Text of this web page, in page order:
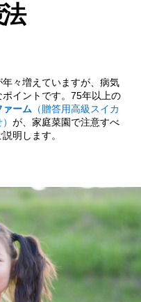
々増えていますが、病気
イントです。75年以上の
ァーム （贈答用高級スイカ
が、家庭菜園で注意すべ
明します。